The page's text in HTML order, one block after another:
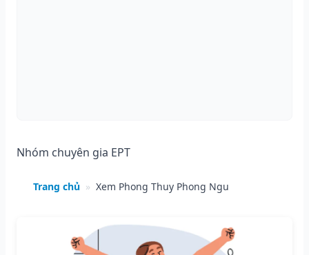
Nhóm chuyên gia EPT
Trang chủ » Xem Phong Thuy Phong Ngu